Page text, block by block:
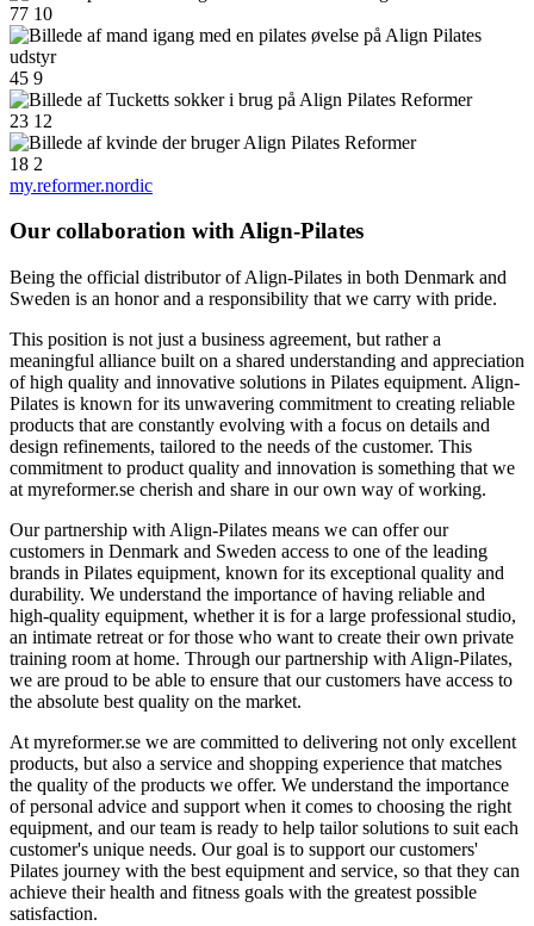
77 10
45 9
23 12
18 2
my.reformer.nordic
Our collaboration with Align-Pilates
Being the official distributor of Align-Pilates in both Denmark and
Sweden is an honor and a responsibility that we carry with pride.
This position is not just a business agreement, but rather a
meaningful alliance built on a shared understanding and appreciation
of high quality and innovative solutions in Pilates equipment. Align-
Pilates is known for its unwavering commitment to creating reliable
products that are constantly evolving with a focus on details and
design refinements, tailored to the needs of the customer. This
commitment to product quality and innovation is something that we
at myreformer.se cherish and share in our own way of working.
Our partnership with Align-Pilates means we can offer our
customers in Denmark and Sweden access to one of the leading
brands in Pilates equipment, known for its exceptional quality and
durability. We understand the importance of having reliable and
high-quality equipment, whether it is for a large professional studio,
an intimate retreat or for those who want to create their own private
training room at home. Through our partnership with Align-Pilates,
we are proud to be able to ensure that our customers have access to
the absolute best quality on the market.
At myreformer.se we are committed to delivering not only excellent
products, but also a service and shopping experience that matches
the quality of the products we offer. We understand the importance
of personal advice and support when it comes to choosing the right
equipment, and our team is ready to help tailor solutions to suit each
customer's unique needs. Our goal is to support our customers'
Pilates journey with the best equipment and service, so that they can
achieve their health and fitness goals with the greatest possible
satisfaction.